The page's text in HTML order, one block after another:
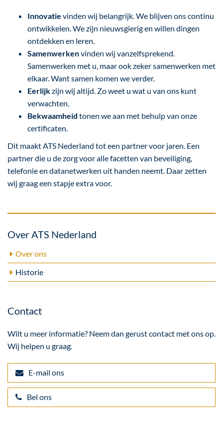
Innovatie vinden wij belangrijk. We blijven ons continu
ontwikkelen. We zijn nieuwsgierig en willen dingen
ontdekken en leren.
Samenwerkenvinden wij vanzelfsprekend.
Samenwerken met u, maar ook zeker samenwerken met
elkaar. Want samen komen we verder.
Eerlijkzijn wij altijd. Zo weet u wat u van ons kunt
verwachten.
Bekwaamheid tonen we aan met behulp van onze
certificaten.
Dit maakt ATS Nederland tot een partner voor jaren. Een
partner die u de zorg voor alle facetten van beveiliging,
telefonie en datanetwerken uit handen neemt. Daar zetten
wij graag een stapje extra voor.
Over ATS Nederland
Over ons
Historie
Contact
Wilt u meer informatie? Neem dan gerust contact met ons op.
Wij helpen u graag.
E-mail ons
Bel ons